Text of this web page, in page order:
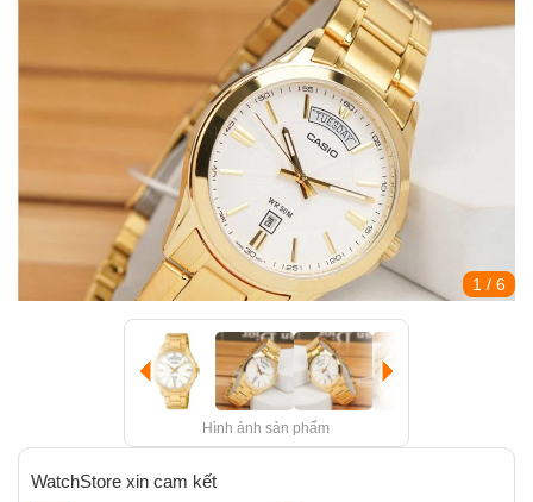
1 / 6
Hình ảnh sản phẩm
WatchStore xin cam kết